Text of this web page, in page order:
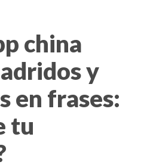
china
y
en frases:
tu